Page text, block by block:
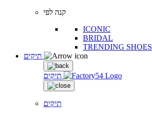
קנה לפי
ICONIC
BRIDAL
TRENDING SHOES
תיקים
תיקים